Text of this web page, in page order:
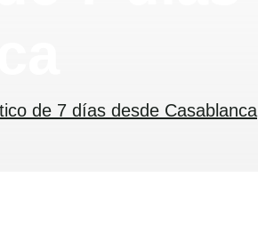
de 7 días desde Casablanca